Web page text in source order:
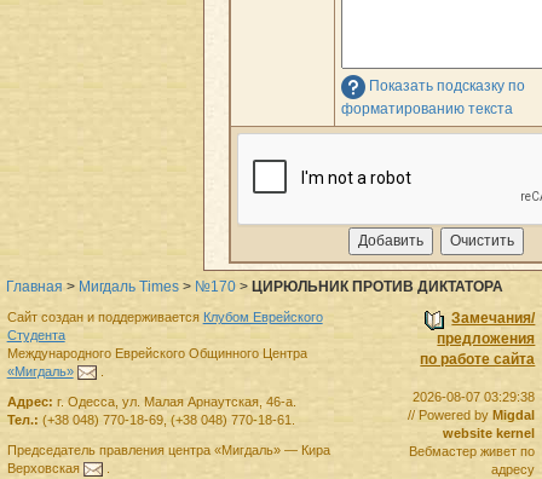
Показать подсказку по
форматированию текста
Главная > Мигдаль Times > №170 > ЦИРЮЛЬНИК ПРОТИВ ДИКТАТОРА
Замечания/
предложения
по работе сайта
2026-08-07 03:29:38
// Powered by Migdal
website kernel
Вебмастер живет по
адресу
Сайт создан и поддерживается Клубом Еврейского
Студента
Международного Еврейского Общинного Центра
«Мигдаль»
.
Адрес: г. Одесса, ул. Малая Арнаутская, 46-а.
Тел.: (+38 048) 770-18-69, (+38 048) 770-18-61.
Председатель правленияцентра «Мигдаль»— Кира
Верховская
.